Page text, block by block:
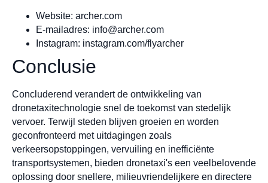
Website: archer.com
E-mailadres: info@archer.com
Instagram: instagram.com/flyarcher
Conclusie
Concluderend verandert de ontwikkeling van
dronetaxitechnologie snel de toekomst van stedelijk
vervoer. Terwijl steden blijven groeien en worden
geconfronteerd met uitdagingen zoals
verkeersopstoppingen, vervuiling en inefficiënte
transportsystemen, bieden dronetaxi's een veelbelovende
oplossing door snellere, milieuvriendelijkere en directere